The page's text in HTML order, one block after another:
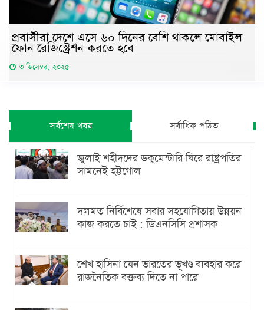
প্রবাসীরা দেশে এসে ৬০ দিনের বেশি থাকলে মোবাইল
ফোন রেজিস্ট্রেশন করতে হবে
৩ ডিসেম্বর, ২০২৫
সর্বশেষ খবর সর্বাধিক পঠিত
জুলাই শহীদদের ডকুমেন্টারি ঘিরে রাষ্ট্রপতির
সামনেই হট্টগোল
দলমত নির্বিশেষে সবার সহযোগিতায় উন্নয়ন
কাজ করতে চাই : ডিএনসিসি প্রশাসক
শেখ হাসিনা যেন ভারতের ভূখণ্ড ব্যবহার করে
রাজনৈতিক বক্তব্য দিতে না পারে